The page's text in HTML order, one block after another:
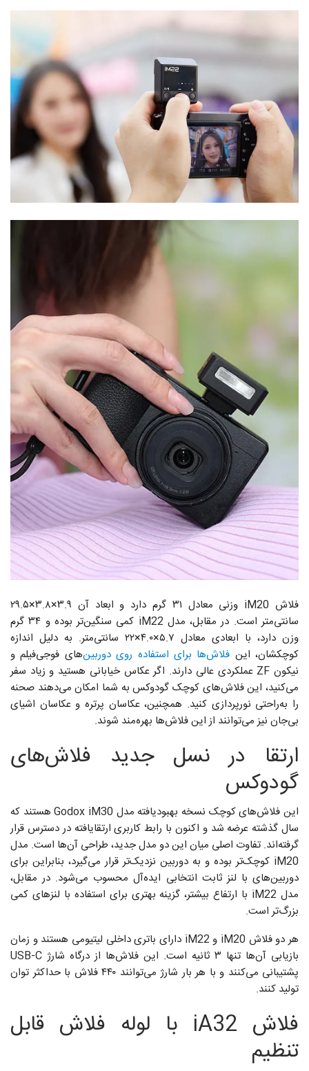
فلاش iM20 وزنی معادل ۳۱ گرم دارد و ابعاد آن ۳.۹×۳.۸×۲۹.۵
سانتی‌متر است. در مقابل، مدل iM22 کمی سنگین‌تر بوده و ۳۴ گرم
وزن دارد، با ابعادی معادل ۵.۷×۴.۰×۲۲ سانتی‌متر. به دلیل اندازه
کوچکشان، این فلاش‌ها برای استفاده روی دوربین‌های فوجی‌فیلم و
نیکون ZF عملکردی عالی دارند. اگر عکاس خیابانی هستید و زیاد سفر
می‌کنید، این فلاش‌های کوچک گودوکس به شما امکان می‌دهند صحنه
را به‌راحتی نورپردازی کنید. همچنین، عکاسان پرتره و عکاسان اشیای
بی‌جان نیز می‌توانند از این فلاش‌ها بهره‌مند شوند.
ارتقا در نسل جدید فلاش‌های
گودوکس
این فلاش‌های کوچک نسخه بهبودیافته مدل Godox iM30 هستند که
سال گذشته عرضه شد و اکنون با رابط کاربری ارتقایافته در دسترس قرار
گرفته‌اند. تفاوت اصلی میان این دو مدل جدید، طراحی آن‌ها است. مدل
iM20 کوچک‌تر بوده و به دوربین نزدیک‌تر قرار می‌گیرد، بنابراین برای
دوربین‌های با لنز ثابت انتخابی ایده‌آل محسوب می‌شود. در مقابل،
مدل iM22 با ارتفاع بیشتر، گزینه بهتری برای استفاده با لنزهای کمی
بزرگ‌تر است.
هر دو فلاش iM20 و iM22 دارای باتری داخلی لیتیومی هستند و زمان
بازیابی آن‌ها تنها ۳ ثانیه است. این فلاش‌ها از درگاه شارژ USB-C
پشتیبانی می‌کنند و با هر بار شارژ می‌توانند ۴۴۰ فلاش با حداکثر توان
تولید کنند.
فلاش iA32 با لوله فلاش قابل
تنظیم